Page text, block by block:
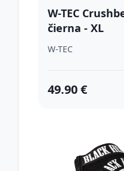
W-TEC
čierna - XL
W-TEC
49.90 €